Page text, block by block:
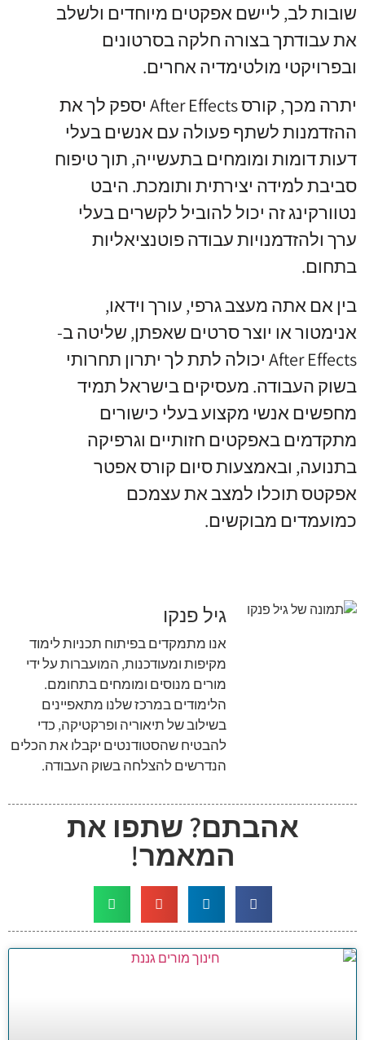
שובות לב, ליישם אפקטים מיוחדים ולשלב
את עבודתך בצורה חלקה בסרטונים
ובפרויקטי מולטימדיה אחרים.
יתרה מכך, קורס After Effects יספק לך את
ההזדמנות לשתף פעולה עם אנשים בעלי
דעות דומות ומומחים בתעשייה, תוך טיפוח
סביבת למידה יצירתית ותומכת. היבט
נטוורקינג זה יכול להוביל לקשרים בעלי
ערך ולהזדמנויות עבודה פוטנציאליות
בתחום.
בין אם אתה מעצב גרפי, עורך וידאו,
אנימטור או יוצר סרטים שאפתן, שליטה ב-
After Effects יכולה לתת לך יתרון תחרותי
בשוק העבודה. מעסיקים בישראל תמיד
מחפשים אנשי מקצוע בעלי כישורים
מתקדמים באפקטים חזותיים וגרפיקה
בתנועה, ובאמצעות סיום קורס אפטר
אפקטס תוכלו למצב את עצמכם
כמועמדים מבוקשים.
גיל פנקו
אנו מתמקדים בפיתוח תכניות לימוד
מקיפות ומעודכנות, המועברות על ידי
מורים מנוסים ומומחים בתחומם.
הלימודים במרכז שלנו מתאפיינים
בשילוב של תיאוריה ופרקטיקה, כדי
להבטיח שהסטודנטים יקבלו את הכלים
הנדרשים להצלחה בשוק העבודה.
אהבתם? שתפו את
המאמר!